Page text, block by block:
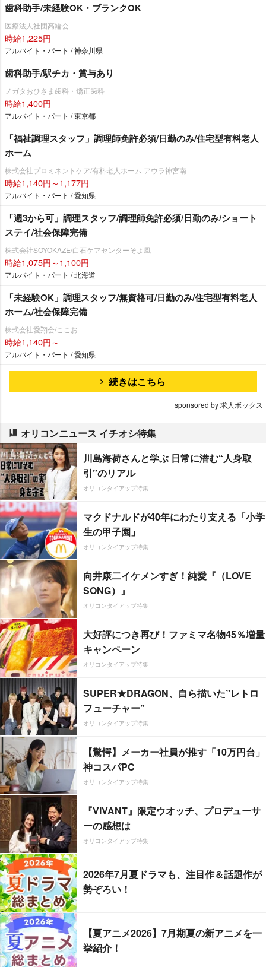
歯科助手/未経験OK・ブランクOK
医療法人社団高輪会
時給1,225円
アルバイト・パート / 神奈川県
歯科助手/駅チカ・賞与あり
ノガタおひさま歯科・矯正歯科
時給1,400円
アルバイト・パート / 東京都
「福祉調理スタッフ」調理師免許必須/日勤のみ/住宅型有料老人
ホーム
株式会社プロミネントケア/有料老人ホーム アウラ神宮南
時給1,140円～1,177円
アルバイト・パート / 愛知県
「週3から可」調理スタッフ/調理師免許必須/日勤のみ/ショート
ステイ/社会保障完備
株式会社SOYOKAZE/白石ケアセンターそよ風
時給1,075円～1,100円
アルバイト・パート / 北海道
「未経験OK」調理スタッフ/無資格可/日勤のみ/住宅型有料老人
ホーム/社会保障完備
株式会社愛翔会/ここお
時給1,140円～
アルバイト・パート / 愛知県
続きはこちら
sponsored by 求人ボックス
オリコンニュース イチオシ特集
川島海荷さんと学ぶ 日常に潜む“人身取
引”のリアル
オリコンタイアップ特集
マクドナルドが40年にわたり支える「小学
生の甲子園」
オリコンタイアップ特集
向井康二イケメンすぎ！純愛『（LOVE
SONG）』
オリコンタイアップ特集
大好評につき再び！ファミマ名物45％増量
キャンペーン
オリコンタイアップ特集
SUPER★DRAGON、自ら描いた”レトロ
フューチャー”
オリコンタイアップ特集
【驚愕】メーカー社員が推す「10万円台」
神コスパPC
オリコンタイアップ特集
『VIVANT』限定ウオッチ、プロデューサ
ーの感想は
オリコンタイアップ特集
2026年7月夏ドラマも、注目作＆話題作が
勢ぞろい！
【夏アニメ2026】7月期夏の新アニメを一
挙紹介！